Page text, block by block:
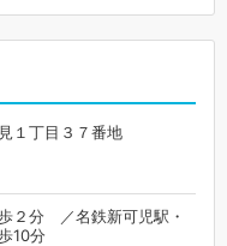
１丁目３７番地
２分 ／名鉄新可児駅・
10分